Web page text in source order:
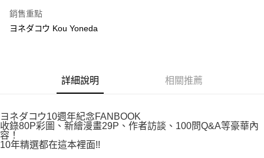
ATM／網路銀行／等多元方式進行付款，方視為交易完成。
※ 請注意：結帳手續完成當下不需立刻繳費，但若您需要取消訂單，請聯絡
客戶支援中心」https://netprotections.freshdesk.com/support/home
１．透過由恩沛科技股份有限公司提供之「AFTEE先享後付」服務完成之交
易，需依本服務之必要範圍內提供個人資料，並將交易相關給付款項請求債
權轉讓予恩沛科技股份有限公司。
２．關於個人資料處理事宜，請瀏覽以下網址：
每筆NT$80，滿NT$500(含以上)免運費
每筆NT$80，滿NT$500(含以上)免運費
付款後7-11取貨
每筆NT$80，滿NT$500(含以上)免運費
銷售重點
ヨネダコウ Kou Yoneda
詳細說明 相關推薦
ヨネダコウ10週年紀念FANBOOK
收錄80P彩圖、新繪漫畫29P、作者訪談、100問Q&A等豪華內
容！
10年精選都在這本裡面!!